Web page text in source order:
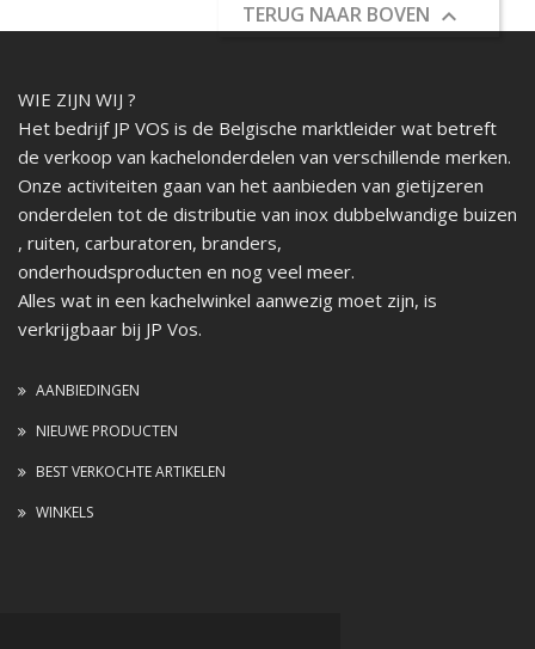
TERUG NAAR BOVEN 
WIE ZIJN WIJ ?
Het bedrijf JP VOS is de Belgische marktleider wat betreft
de verkoop van kachelonderdelen van verschillende merken.
Onze activiteiten gaan van het aanbieden van gietijzeren
onderdelen tot de distributie van inox dubbelwandige buizen
, ruiten, carburatoren, branders,
onderhoudsproducten en nog veel meer.
Alles wat in een kachelwinkel aanwezig moet zijn, is
verkrijgbaar bij JP Vos.
AANBIEDINGEN
NIEUWE PRODUCTEN
BEST VERKOCHTE ARTIKELEN
WINKELS